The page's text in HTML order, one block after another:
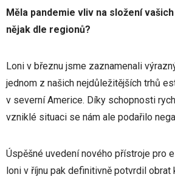
Měla pandemie vliv na složení
nějak dle regionů?
Loni v březnu jsme zaznamenali
jednom z našich nejdůležitějších trhů
v severní Americe. Díky schopnosti
vzniklé situaci se nám ale podařilo
Úspěšné uvedení nového přístroje pro
loni v říjnu pak definitivně potvrdil obrat